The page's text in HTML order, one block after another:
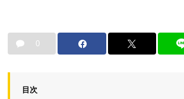
0
目次